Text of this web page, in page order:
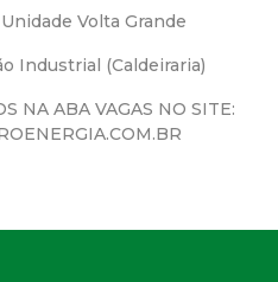
Volta Grande
Industrial (Caldeiraria)
NA ABA VAGAS NO SITE: